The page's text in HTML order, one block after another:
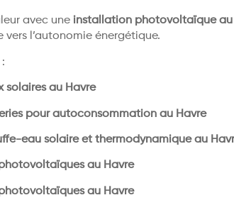
avec une installation photovoltaïque au
l’autonomie énergétique.
solaires au Havre
pour autoconsommation au Havre
eau solaire et thermodynamique au
au Havre
au Havre